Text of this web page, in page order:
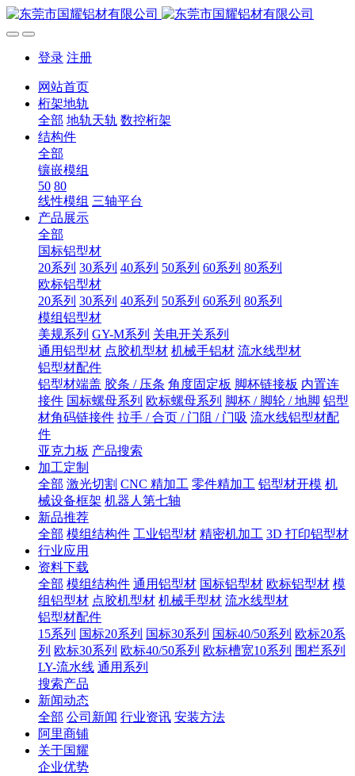
登录 注册
网站首页
桁架地轨
全部 地轨天轨 数控桁架
结构件
全部
镶嵌模组
50 80
线性模组 三轴平台
产品展示
全部
国标铝型材
20系列 30系列 40系列 50系列 60系列 80系列
欧标铝型材
20系列 30系列 40系列 50系列 60系列 80系列
模组铝型材
美规系列 GY-M系列 关电开关系列
通用铝型材 点胶机型材 机械手铝材 流水线型材
铝型材配件
铝型材端盖 胶条 / 压条 角度固定板 脚杯链接板 内置连
接件 国标螺母系列 欧标螺母系列 脚杯 / 脚轮 / 地脚 铝型
材角码链接件 拉手 / 合页 / 门阻 / 门吸 流水线铝型材配
件
亚克力板 产品搜索
加工定制
全部 激光切割 CNC 精加工 零件精加工 铝型材开模 机
械设备框架 机器人第七轴
新品推荐
全部 模组结构件 工业铝型材 精密机加工 3D 打印铝型材
行业应用
资料下载
全部 模组结构件 通用铝型材 国标铝型材 欧标铝型材 模
组铝型材 点胶机型材 机械手型材 流水线型材
铝型材配件
15系列 国标20系列 国标30系列 国标40/50系列 欧标20系
列 欧标30系列 欧标40/50系列 欧标槽宽10系列 围栏系列
LY-流水线 通用系列
搜索产品
新闻动态
全部 公司新闻 行业资讯 安装方法
阿里商铺
关于国耀
企业优势